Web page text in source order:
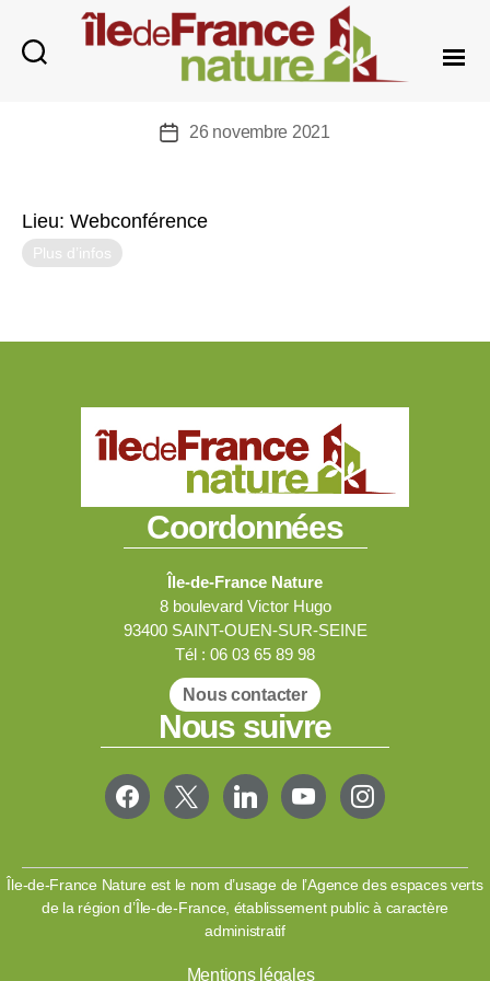
de-
Date26 novembre 2021
Lieu: Webconférence
Plus d’infos
Coordonnées
Île-de-France Nature
8 boulevard Victor Hugo
93400 SAINT-OUEN-SUR-SEINE
Tél : 06 03 65 89 98
Nous contacter
Nous suivre
FACEBOOK
X LINKEDINYOUTUBEINSTAGRAM
Île-de-France Nature est le nom d’usage de l’Agence des espaces verts
de la région d’Île-de-France, établissement public à caractère
administratif
Mentions légales